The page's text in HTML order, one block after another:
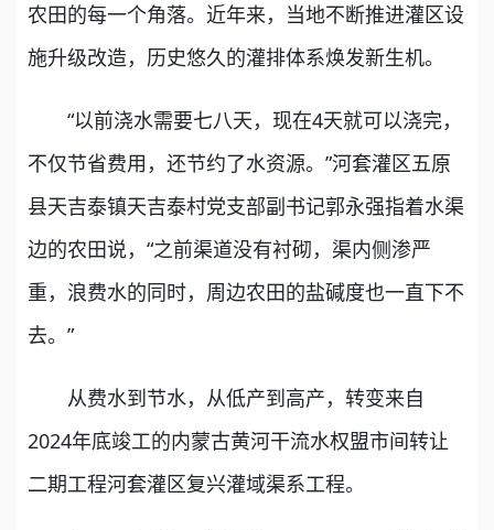
农田的每一个角落。近年来，当地不断推进灌区设
施升级改造，历史悠久的灌排体系焕发新生机。
“以前浇水需要七八天，现在4天就可以浇完，
不仅节省费用，还节约了水资源。”河套灌区五原
县天吉泰镇天吉泰村党支部副书记郭永强指着水渠
边的农田说，“之前渠道没有衬砌，渠内侧渗严
重，浪费水的同时，周边农田的盐碱度也一直下不
去。”
从费水到节水，从低产到高产，转变来自
2024年底竣工的内蒙古黄河干流水权盟市间转让
二期工程河套灌区复兴灌域渠系工程。